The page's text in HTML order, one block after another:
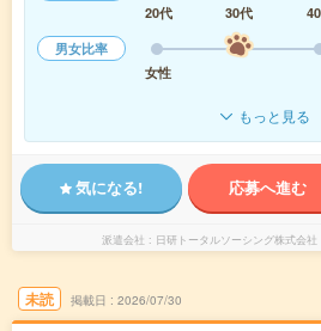
20代
30代
男女比率
女性
もっと見る
気になる! 応募へ進む
派遣会社 日研トータルソーシング株式会
未読 掲載日 2026/07/30